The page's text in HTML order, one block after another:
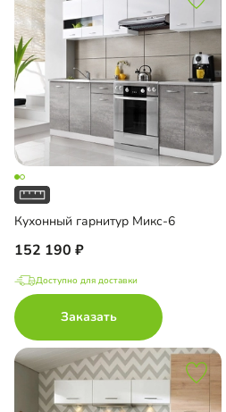
Кухонный гарнитур Микс-6
152 190
Доступно для доставки
Заказать